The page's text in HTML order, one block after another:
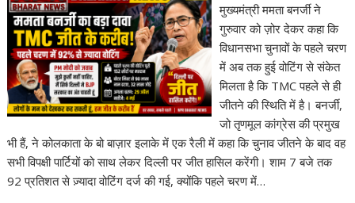
मुख्यमंत्री ममता बनर्जी ने
गुरुवार को ज़ोर देकर कहा कि
विधानसभा चुनावों के पहले चरण
में अब तक हुई वोटिंग से संकेत
मिलता है कि TMC पहले से ही
जीतने की स्थिति में है। बनर्जी,
जो तृणमूल कांग्रेस की प्रमुख
भी हैं, ने कोलकाता के बो बाज़ार इलाके में एक रैली में कहा कि चुनाव जीतने के बाद वह
सभी विपक्षी पार्टियों को साथ लेकर दिल्ली पर जीत हासिल करेंगी। शाम 7 बजे तक
92 प्रतिशत से ज़्यादा वोटिंग दर्ज की गई, क्योंकि पहले चरण में…